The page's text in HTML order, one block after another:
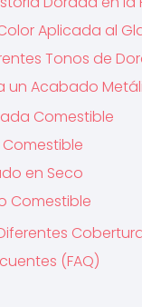
Aplicada al
Tonos de
un Acabado
Comestible
en Seco
Comestible
(FAQ)